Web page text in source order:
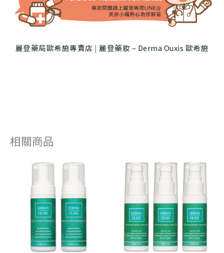
麗登藥局歐希施專賣店 | 麗登藥妝 – Derma Ouxis 歐希施
相關商品
原
價
格：
NT$ 1,520。
目
價
格：
NT$ 1,338。
原
始
價
格：
NT$ 2,280
目
前
價
格：
NT$ 1,938。